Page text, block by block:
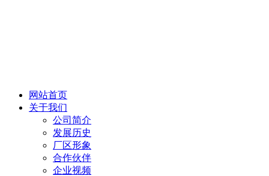
网站首页
关于我们
公司简介
发展历史
厂区形象
合作伙伴
企业视频